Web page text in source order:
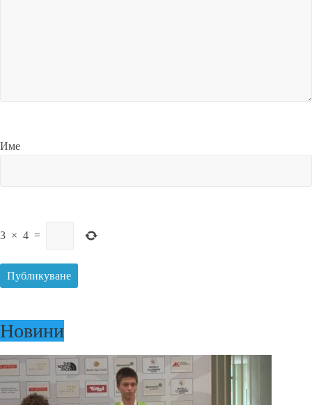
Име
3 × 4 =
Новини